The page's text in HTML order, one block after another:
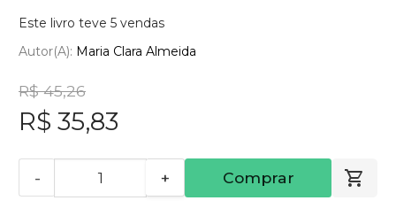
Este livro teve 5 vendas
Autor(a): Maria Clara Almeida
R$ 45,26
R$ 35,83
- + Comprar